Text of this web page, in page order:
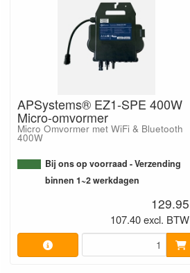
APSystems® EZ1-SPE 400W
Micro-omvormer
Micro Omvormer met WiFi & Bluetooth
400W
Bij ons op voorraad - Verzending
binnen 1~2 werkdagen
129.95
107.40 excl. BTW